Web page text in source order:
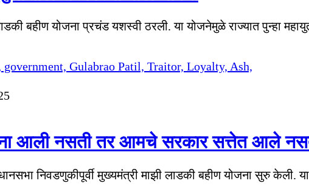
बहीण योजना प्रचंड यशस्वी ठरली. या योजनेमुळे राज्यात पुन्हा
आली नसती तर आमचे सरकार सत्तेत आले
निवडणुकीपूर्वी मुख्यमंत्री माझी लाडकी बहीण योजना सुरु केली.